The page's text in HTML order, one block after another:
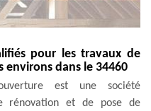
pour les travaux de
environs dans le 34460
est une société
rénovation et de pose de